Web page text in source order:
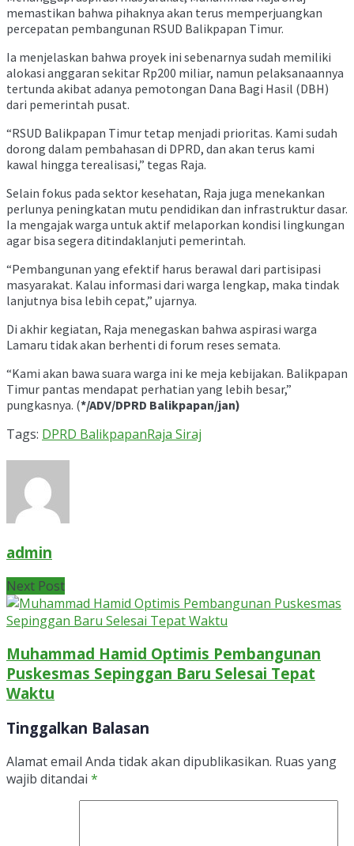
memastikan bahwa pihaknya akan terus memperjuangkan
percepatan pembangunan RSUD Balikpapan Timur.
Ia menjelaskan bahwa proyek ini sebenarnya sudah memiliki
alokasi anggaran sekitar Rp200 miliar, namun pelaksanaannya
tertunda akibat adanya pemotongan Dana Bagi Hasil (DBH)
dari pemerintah pusat.
“RSUD Balikpapan Timur tetap menjadi prioritas. Kami sudah
dorong dalam pembahasan di DPRD, dan akan terus kami
kawal hingga terealisasi,” tegas Raja.
Selain fokus pada sektor kesehatan, Raja juga menekankan
perlunya peningkatan mutu pendidikan dan infrastruktur dasar.
Ia mengajak warga untuk aktif melaporkan kondisi lingkungan
agar bisa segera ditindaklanjuti pemerintah.
“Pembangunan yang efektif harus berawal dari partisipasi
masyarakat. Kalau informasi dari warga lengkap, maka tindak
lanjutnya bisa lebih cepat,” ujarnya.
Di akhir kegiatan, Raja menegaskan bahwa aspirasi warga
Lamaru tidak akan berhenti di forum reses semata.
“Kami akan bawa suara warga ini ke meja kebijakan. Balikpapan
Timur pantas mendapat perhatian yang lebih besar,”
pungkasnya. (*/ADV/DPRD Balikpapan/jan)
Tags: DPRD BalikpapanRaja Siraj
admin
Next Post
Muhammad Hamid Optimis Pembangunan
Puskesmas Sepinggan Baru Selesai Tepat
Waktu
Tinggalkan Balasan
Alamat email Anda tidak akan dipublikasikan. Ruas yang
wajib ditandai *